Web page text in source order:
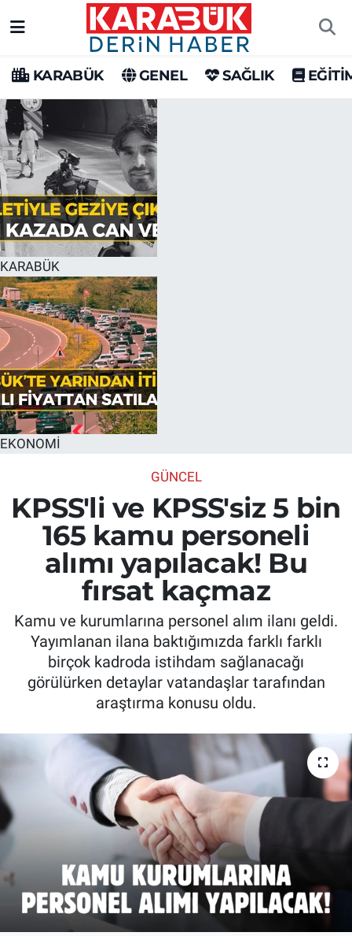
KARABÜK GENEL SAĞLIK
KARABÜK
EKONOMİ
GÜNCEL
KPSS'li ve KPSS'siz 5 bin
165 kamu personeli
alımı yapılacak! Bu
fırsat kaçmaz
Kamu ve kurumlarına personel alım ilanı geldi.
Yayımlanan ilana baktığımızda farklı farklı
birçok kadroda istihdam sağlanacağı
görülürken detaylar vatandaşlar tarafından
araştırma konusu oldu.
Karabük Hava Durumu
Karabük Trafik Yoğunluk Haritası
Süper Lig Puan Durumu ve Fikstür
Tüm Manşetler
Son Dakika Haberleri
Haber Arşivi